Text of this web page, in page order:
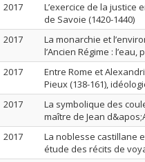
2017
L’exercice de la justice
de Savoie (1420-1440)
2017
La monarchie et
l’Ancien Régime :
2017
Entre Rome et
Pieux (138-161),
2017
La symbolique des
maître de Jean
2017
La noblesse castillane
étude des récits de